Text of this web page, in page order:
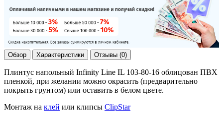
Обзор Характеристики Отзывы (0)
Плинтус напольный Infinity Line IL 103-80-16 облицован ПВХ
пленкой, при желании можно окрасить (предварительно
покрыть грунтом) или оставить в белом цвете.
Монтаж на клей или клипсы ClipStar